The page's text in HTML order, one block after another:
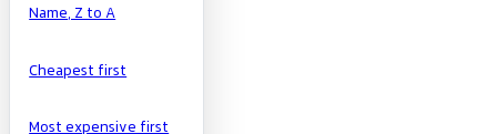
Name, Z to A
Cheapest first
Most expensive first